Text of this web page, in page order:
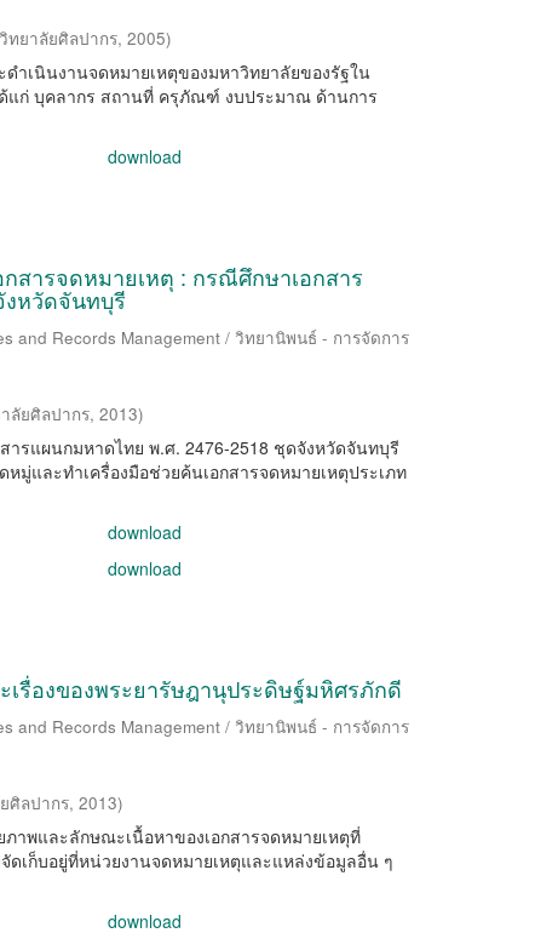
ทยาลัยศิลปากร, 2005)
ำเนินงานจดหมายเหตุของมหาวิทยาลัยของรัฐใน
แก่ บุคลากร สถานที่ ครุภัณฑ์ งบประมาณ ด้านการ
download
สารจดหมายเหตุ : กรณีศึกษาเอกสาร
หวัดจันทบุรี
and Records Management / วิทยานิพนธ์ - การจัดการ
ลัยศิลปากร, 2013)
ารแผนกมหาดไทย พ.ศ. 2476-2518 ชุดจังหวัดจันทบุรี
และทำเครื่องมือช่วยค้นเอกสารจดหมายเหตุประเภท
download
download
รื่องของพระยารัษฎานุประดิษฐ์มหิศรภักดี
and Records Management / วิทยานิพนธ์ - การจัดการ
ศิลปากร, 2013)
าพและลักษณะเนื้อหาของเอกสารจดหมายเหตุที่
เก็บอยู่ที่หน่วยงานจดหมายเหตุและแหล่งข้อมูลอื่น ๆ
download